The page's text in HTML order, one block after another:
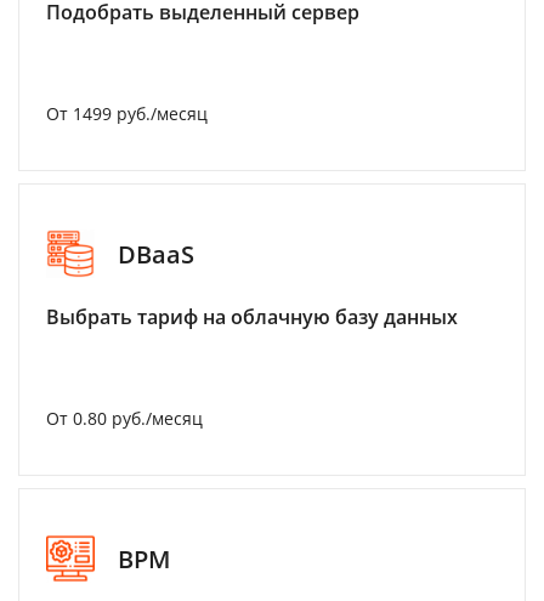
Подобрать выделенный сервер
От 1499 руб./месяц
DBaaS
Выбрать тариф на облачную базу данных
От 0.80 руб./месяц
BPM